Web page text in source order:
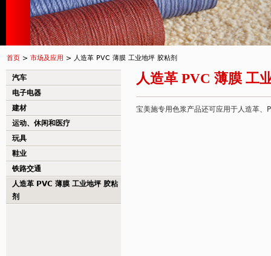
首页 > 市场及应用 > 人造革 PVC 薄膜 工业地坪 胶粘剂
人造革 PVC 薄膜 工
宝美施专用色浆产品还可应用于人造革、
汽车
电子电器
建材
运动、休闲和医疗
玩具
鞋业
铁路交通
人造革 PVC 薄膜 工业地坪 胶粘
剂